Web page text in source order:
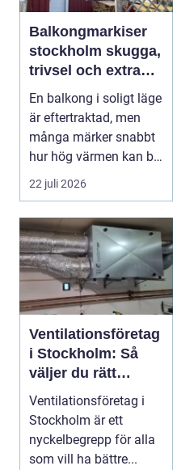
Balkongmarkiser
stockholm skugga,
trivsel och extra
rum utomhus
En balkong i soligt läge
är eftertraktad, men
många märker snabbt
hur hög värmen kan bli
under somma...
22 juli 2026
Ventilationsföretag
i Stockholm: Så
väljer du rätt
expert på frisk luft
Ventilationsföretag i
Stockholm är ett
nyckelbegrepp för alla
som vill ha bättre...